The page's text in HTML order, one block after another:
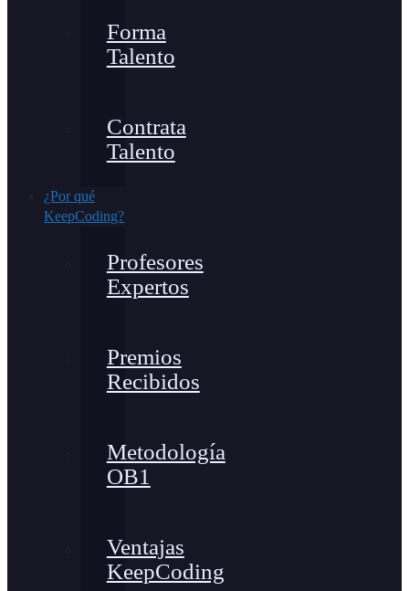
Forma
Talento
Contrata
Talento
¿Por qué
KeepCoding?
Profesores
Expertos
Premios
Recibidos
Metodología
OB1
Ventajas
KeepCoding